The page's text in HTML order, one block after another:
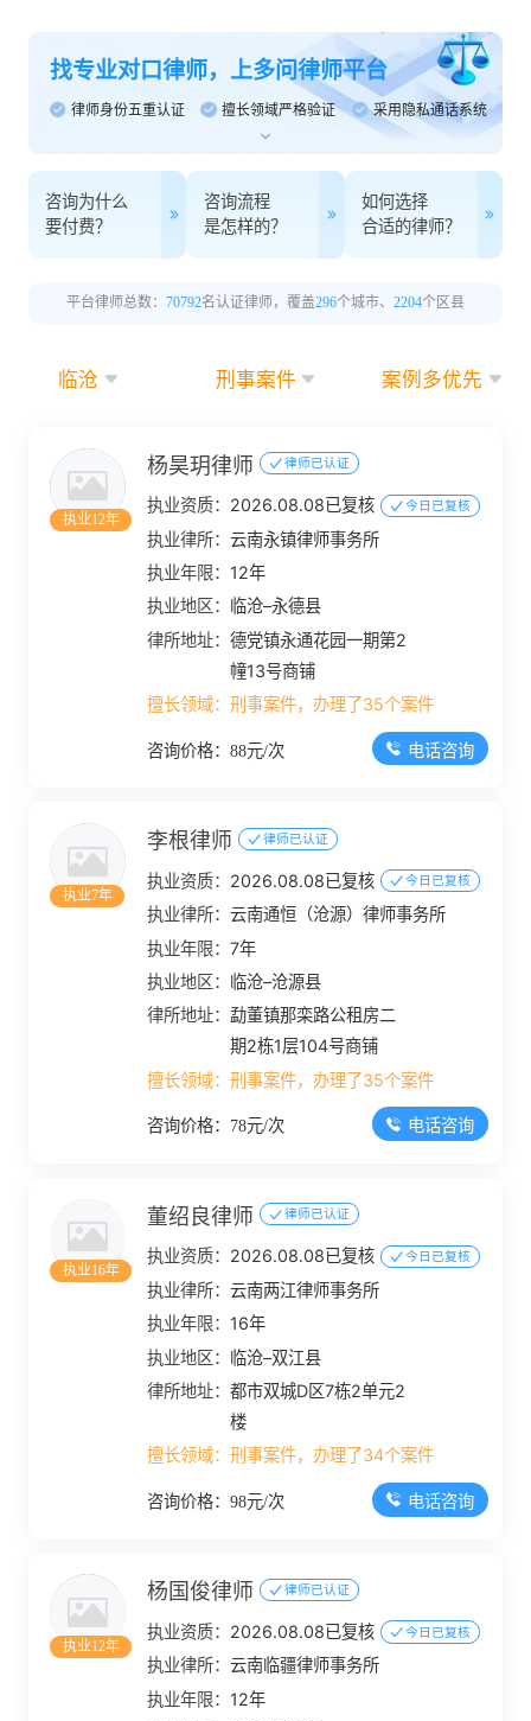
找专业对口律师，上多问律师平台
律师身份五重认证 擅长领域严格验证 采用隐私通话系统
咨询为什么
要付费？
咨询流程
是怎样的？
如何选择
合适的律师？
平台律师总数： 70792名认证律师，覆盖296个城市、 2204个区县
临沧 刑事案件 案例多优先
执业12年
杨昊玥律师 律师已认证
执业资质： 2026.08.08已复核 今日已复核
执业律所：云南永镇律师事务所
执业年限： 12年
执业地区： 临沧–永德县
律所地址：德党镇永通花园一期第2
幢13号商铺
擅长领域：刑事案件，办理了35个案件
咨询价格：88元/次 电话咨询
执业7年
李根律师 律师已认证
执业资质： 2026.08.08已复核 今日已复核
执业律所：云南通恒（沧源）律师事务所
执业年限：7年
执业地区： 临沧–沧源县
律所地址：勐董镇那栾路公租房二
期2栋1层104号商铺
擅长领域：刑事案件，办理了35个案件
咨询价格：78元/次 电话咨询
执业16年
董绍良律师 律师已认证
执业资质： 2026.08.08已复核 今日已复核
执业律所：云南两江律师事务所
执业年限： 16年
执业地区： 临沧–双江县
律所地址：都市双城D区7栋2单元2
楼
擅长领域：刑事案件，办理了34个案件
咨询价格：98元/次 电话咨询
执业12年
杨国俊律师 律师已认证
执业资质： 2026.08.08已复核 今日已复核
执业律所：云南临疆律师事务所
执业年限： 12年